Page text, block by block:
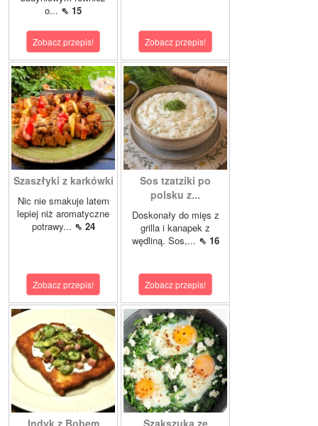
o... ⇖ 15
Zobacz przepis! Zobacz przepis!
Szaszłyki z karkówki
Nic nie smakuje latem
lepiej niż aromatyczne
potrawy... ⇖ 24
Zobacz przepis!
Sos tzatziki po
polsku z...
Doskonały do mięs z
grilla i kanapek z
wędliną. Sos,... ⇖ 16
Zobacz przepis!